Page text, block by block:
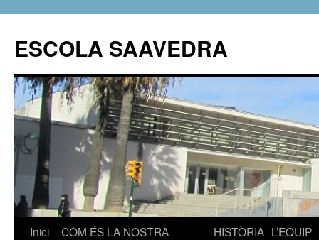
ESCOLA SAAVEDRA
Vés
Inici
COM ÉS LA NOSTRA
HISTÒRIA L’EQUIP